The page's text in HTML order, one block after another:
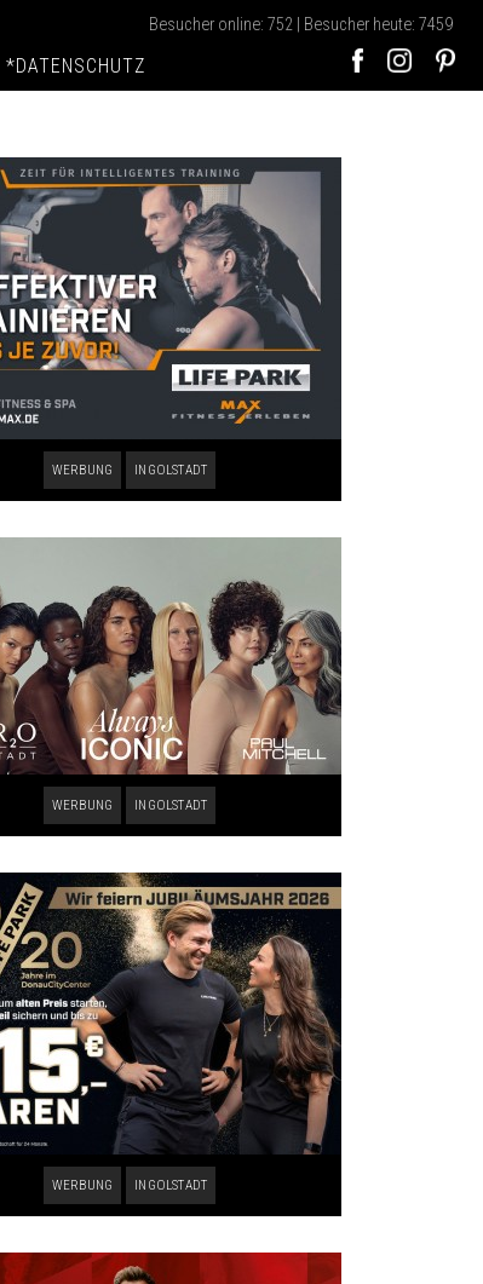
Besucher online: 752 | Besucher heute: 7459
*DATENSCHUTZ
WERBUNG INGOLSTADT
WERBUNG INGOLSTADT
WERBUNG INGOLSTADT